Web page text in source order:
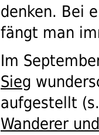
denken. Bei
fängt man
Im
Sieg
aufgestellt (s.
Wanderer